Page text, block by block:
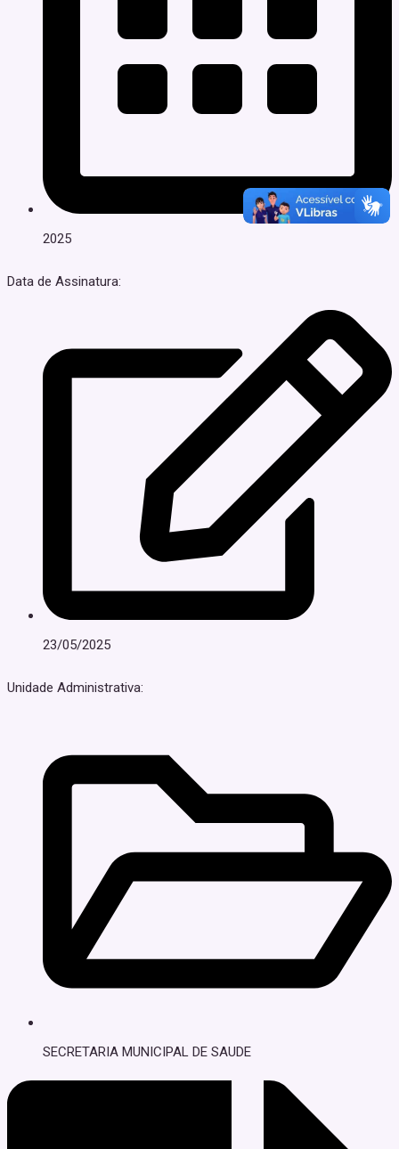
2025
Data de Assinatura:
23/05/2025
Unidade Administrativa:
SECRETARIA MUNICIPAL DE SAUDE